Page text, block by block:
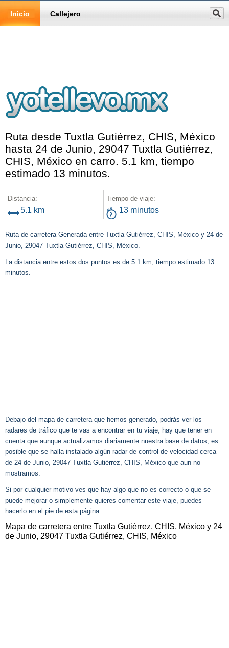
Inicio Callejero
Ruta desde Tuxtla Gutiérrez, CHIS, México
hasta 24 de Junio, 29047 Tuxtla Gutiérrez,
CHIS, México en carro. 5.1 km, tiempo
estimado 13 minutos.
Distancia:
5.1 km
Tiempo de viaje:
13 minutos
Ruta de carretera Generada entre Tuxtla Gutiérrez, CHIS, México y 24 de
Junio, 29047 Tuxtla Gutiérrez, CHIS, México.
La distancia entre estos dos puntos es de 5.1 km, tiempo estimado 13
minutos.
Debajo del mapa de carretera que hemos generado, podrás ver los
radares de tráfico que te vas a encontrar en tu viaje, hay que tener en
cuenta que aunque actualizamos diariamente nuestra base de datos, es
posible que se halla instalado algún radar de control de velocidad cerca
de 24 de Junio, 29047 Tuxtla Gutiérrez, CHIS, México que aun no
mostramos.
Si por cualquier motivo ves que hay algo que no es correcto o que se
puede mejorar o simplemente quieres comentar este viaje, puedes
hacerlo en el pie de esta página.
Mapa de carretera entre Tuxtla Gutiérrez, CHIS, México y 24
de Junio, 29047 Tuxtla Gutiérrez, CHIS, México